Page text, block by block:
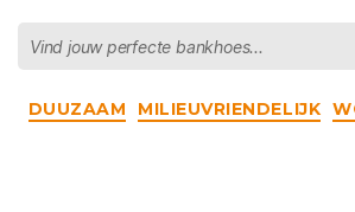
zoeken
DUUZAAM MILIEUVRIENDELIJK